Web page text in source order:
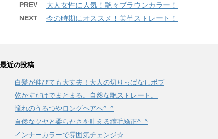
PREV 大人女性に人気！艶々ブラウンカラー！
NEXT 今の時期にオススメ！美革ストレート！
最近の投稿
白髪が伸びても大丈夫！大人の切りっぱなしボブ
乾かすだけでまとまる。自然な艶ストレート。
憧れのうるつやロングヘアへ^_^
自然なツヤと柔らかさを叶える縮毛矯正^_^
インナーカラーで雰囲気チェンジ☆